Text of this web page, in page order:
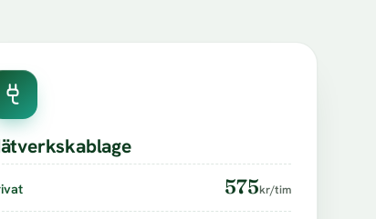
575kr/tim